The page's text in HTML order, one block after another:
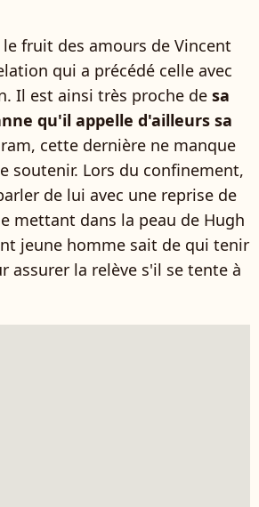
fruit des amours de Vincent
qui a précédé celle avec
Il est ainsi très proche de sa
qu'il appelle d'ailleurs sa
cette dernière ne manque
soutenir. Lors du confinement,
de lui avec une reprise de
mettant dans la peau de Hugh
jeune homme sait de qui tenir
assurer la relève s'il se tente à